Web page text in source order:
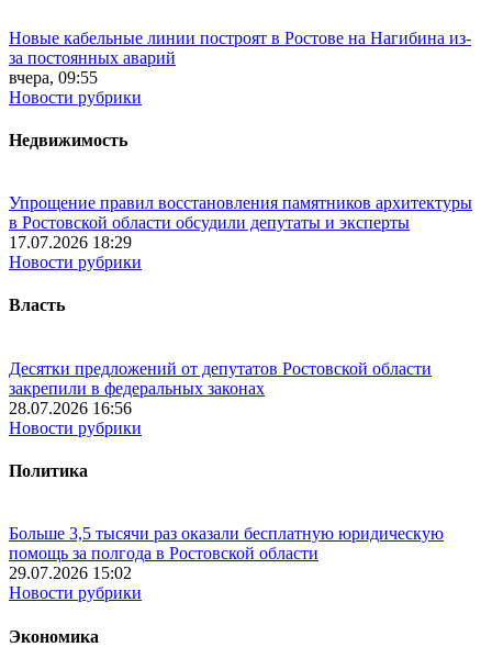
Новые кабельные линии построят в Ростове на Нагибина из-
за постоянных аварий
вчера, 09:55
Новости рубрики
Недвижимость
Упрощение правил восстановления памятников архитектуры
в Ростовской области обсудили депутаты и эксперты
17.07.2026 18:29
Новости рубрики
Власть
Десятки предложений от депутатов Ростовской области
закрепили в федеральных законах
28.07.2026 16:56
Новости рубрики
Политика
Больше 3,5 тысячи раз оказали бесплатную юридическую
помощь за полгода в Ростовской области
29.07.2026 15:02
Новости рубрики
Экономика